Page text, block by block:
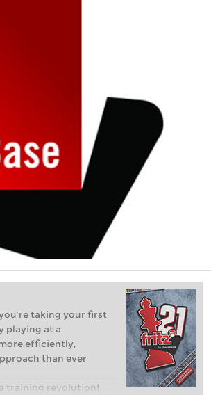
you’re taking your first
playing at a
efficiently,
than ever
a training revolution!